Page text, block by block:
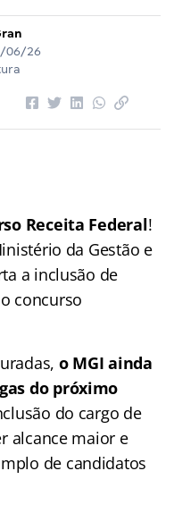
06/26
Receita Federal!
da Gestão e
a inclusão de
concurso
o MGI ainda
do próximo
do cargo de
alcance maior e
de candidatos